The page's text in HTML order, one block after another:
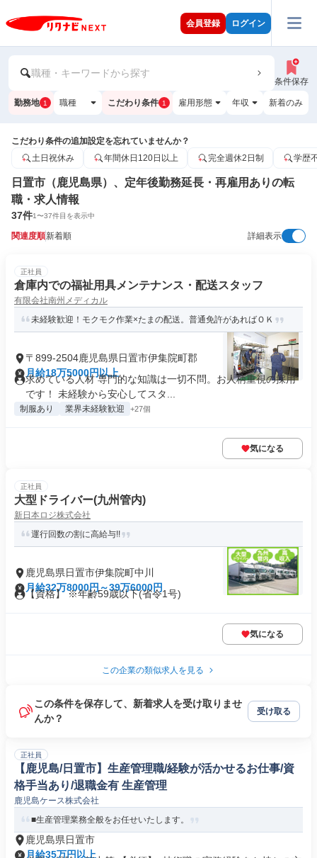
会員登録 ログイン
職種・キーワードから探す
条件保存
勤務地 1 職種 こだわり条件 1 雇用形態 年収 新着のみ
こだわり条件の追加設定を忘れていませんか？
土日祝休み
年間休日120日以上 完全週休2日制 学歴
日置市（鹿児島県）、定年後勤務延長・再雇用ありの転
職・求人情報
37件1〜37件目を表示中
関連度順新着順 詳細表示
正社員
倉庫内での福祉用具メンテナンス・配送スタッフ
有限会社南州メディカル
未経験歓迎！モクモク作業×たまの配送。普通免許があればＯＫ
〒899-2504鹿児島県日置市伊集院町郡
月給18万5000円以上
求めている人材 専門的な知識は一切不問。お人柄重視の採用
です！ 未経験から安心してスタ...
制服あり 業界未経験歓迎 +27個
気になる
正社員
大型ドライバー(九州管内)
新日本ロジ株式会社
運行回数の割に高給与!!
鹿児島県日置市伊集院町中川
月給32万8000円～39万6000円
【資格】 ※年齢59歳以下(省令1号)
気になる
この企業の類似求人を見る
この条件を保存して、新着求人を受け取りませ
んか？
受け取る
正社員
【鹿児島/日置市】生産管理職/経験が活かせるお仕事/資
格手当あり/退職金有 生産管理
鹿児島ケース株式会社
■生産管理業務全般をお任せいたします。
鹿児島県日置市
月給35万円以上